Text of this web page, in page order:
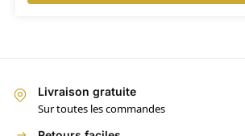
Livraison gratuite
Sur toutes les commandes